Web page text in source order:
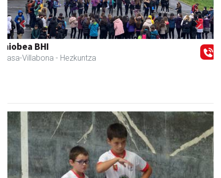
Iraola aholkularitza
Amasa-Villabona - Abokatuak
Previous Next